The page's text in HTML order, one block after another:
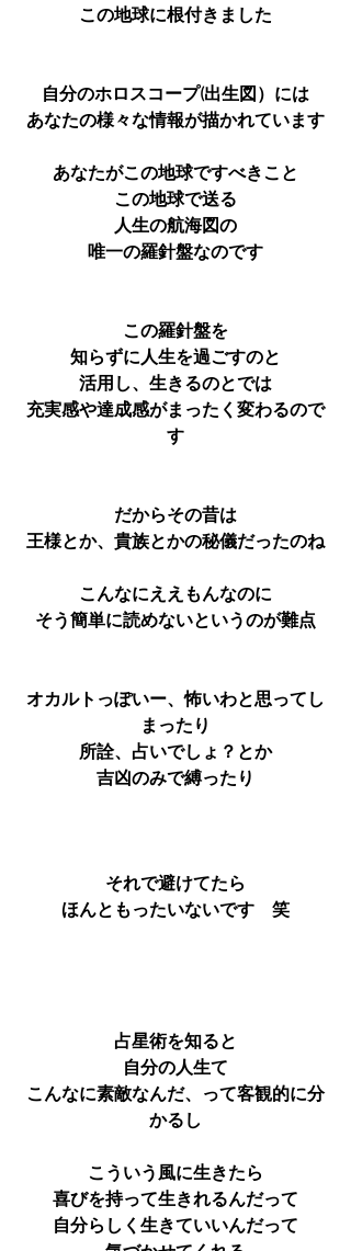
この地球に根付きました
自分のホロスコープ(出生図）には
あなたの様々な情報が描かれています
あなたがこの地球ですべきこと
この地球で送る
人生の航海図の
唯一の羅針盤なのです
この羅針盤を
知らずに人生を過ごすのと
活用し、生きるのとでは
充実感や達成感がまったく変わるので
す
だからその昔は
王様とか、貴族とかの秘儀だったのね
こんなにええもんなのに
そう簡単に読めないというのが難点
オカルトっぽいー、怖いわと思ってし
まったり
所詮、占いでしょ？とか
吉凶のみで縛ったり
それで避けてたら
ほんともったいないです　笑
占星術を知ると
自分の人生て
こんなに素敵なんだ、って客観的に分
かるし
こういう風に生きたら
喜びを持って生きれるんだって
自分らしく生きていいんだって